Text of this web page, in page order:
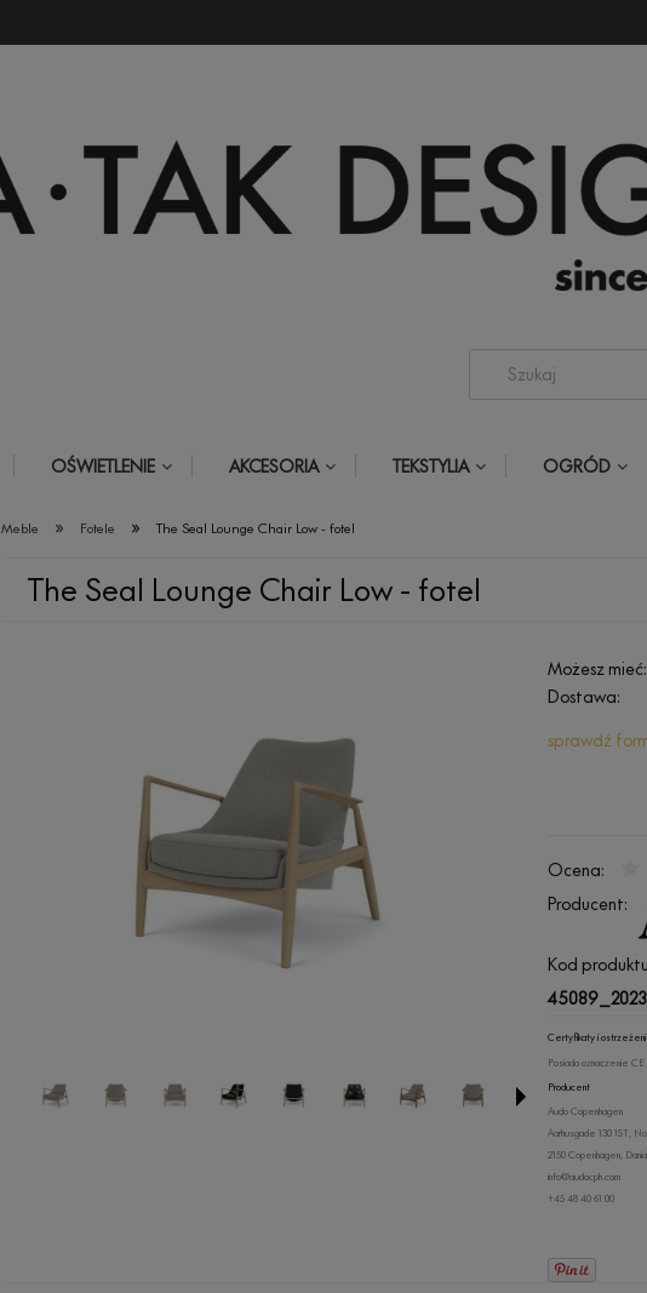
OŚWIETLENIE AKCESORIA TEKSTYLIA OGRÓD
Meble » Fotele » The Seal Lounge Chair Low - fotel
The Seal Lounge Chair Low - fotel
Możesz mieć:
Dostawa:
sprawdź
Ocena:
Producent:
Kod
Certyfikaty i
Posiada oznaczenie CE
Producent
Audo Copenhagen
Aarhusgade 130 1ST,
2150 Copenhagen, Dania
info@audocph.com
+45 48 40 61 00